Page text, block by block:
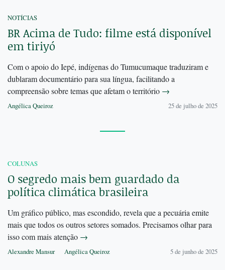
NOTÍCIAS
BR Acima de Tudo: filme está disponível
em tiriyó
Com o apoio do Iepé, indígenas do Tumucumaque traduziram e
dublaram documentário para sua língua, facilitando a
compreensão sobre temas que afetam o território →
Angélica Queiroz 25 de julho de 2025
COLUNAS
O segredo mais bem guardado da
política climática brasileira
Um gráfico público, mas escondido, revela que a pecuária emite
mais que todos os outros setores somados. Precisamos olhar para
isso com mais atenção →
Alexandre Mansur Angélica Queiroz 5 de junho de 2025